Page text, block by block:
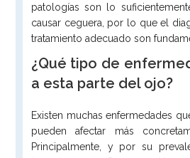
patologías son lo
causar ceguera, por lo que el
tratamiento adecuado son
¿Qué tipo de
a esta parte del ojo?
Existen muchas enfermedades
pueden afectar más
Principalmente, y por su